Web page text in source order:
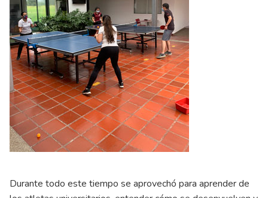
Durante todo este tiempo se aprovechó para aprender de